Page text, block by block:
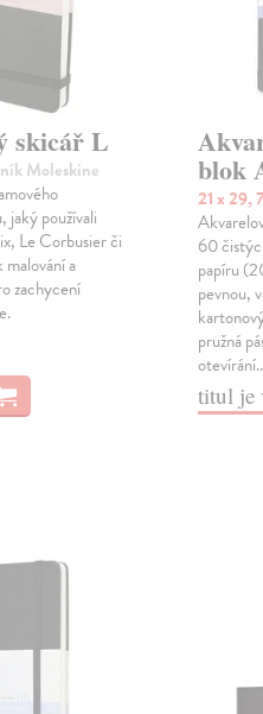
skicář L
Moleskine
jaký používali
Le Corbusier či
a
zachycení
blok
21 x 29,
60
papíru
pevnou,
pružná
titul je